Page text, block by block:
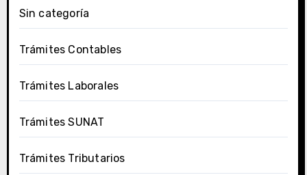
Sin categoría
Trámites Contables
Trámites Laborales
Trámites SUNAT
Trámites Tributarios